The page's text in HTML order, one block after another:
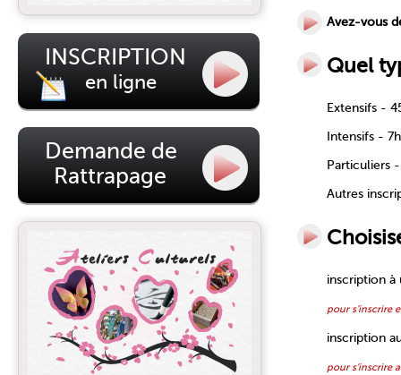
INSCRIPTION
en ligne
Demande de
Rattrapage
Avez-vous
Quel
Extensifs -
Intensifs -
Particuliers
Autres
inscription à
pour s’inscrire
inscription
pour s’inscrire